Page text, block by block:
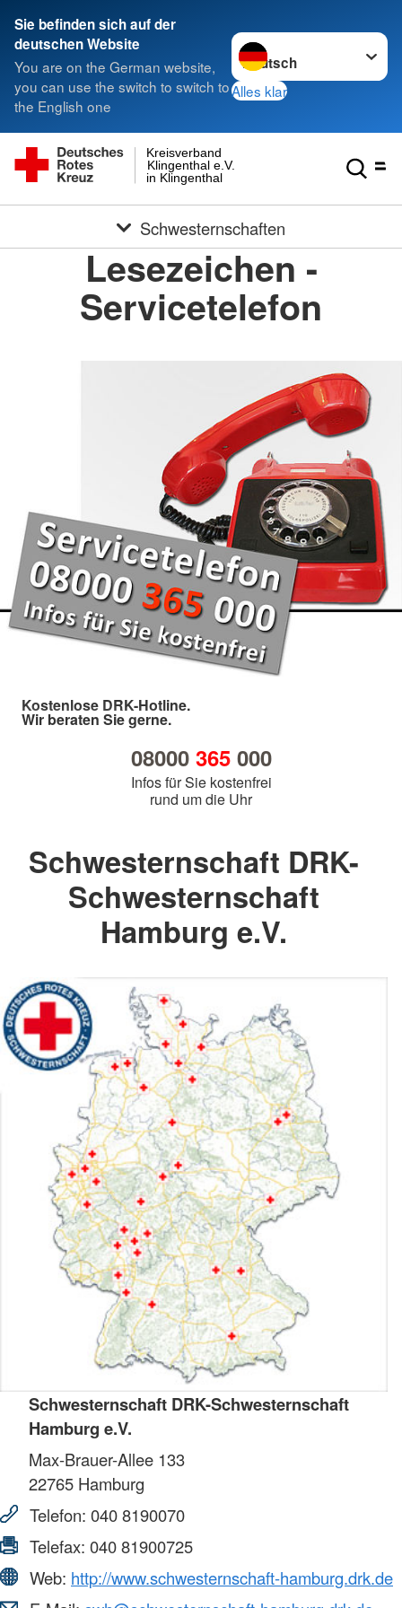
Sie befinden sich auf der
deutschen Website
You are on the German website,
you can use the switch to switch to
the English one
Sprache wechseln zu
Alles klar
in Klingenthal
Klingenthal e.V.
Kreisverband
Schwesternschaften
Lesezeichen -
Servicetelefon
Kostenlose DRK-Hotline.
Wir beraten Sie gerne.
08000 365000
Infos für Sie kostenfrei
rund um die Uhr
Schwesternschaft DRK-
Schwesternschaft
Hamburg e.V.
Schwesternschaft DRK-Schwesternschaft
Hamburg e.V.
Max-Brauer-Allee 133
22765 Hamburg
Telefon: 040 8190070
Telefax: 040 81900725
Web: http://www.schwesternschaft-hamburg.drk.de